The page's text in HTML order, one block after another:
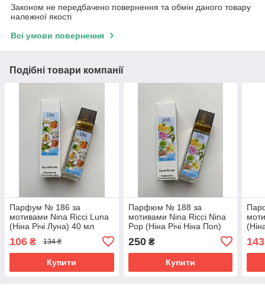
Законом не передбачено повернення та обмін даного товару
належної якості
Всі умови повернення
Подібні товари компанії
Парфум № 186 за
мотивами Nina Ricci Luna
(Ніна Річі Луна) 40 мл
106 ₴ 134 ₴
Купити
Парфюм № 188 за
мотивами Nina Ricci Nina
Pop (Ніна Річі Ніна Поп)
250₴
Купити
143